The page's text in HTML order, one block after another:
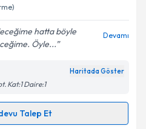
ilişkin
Aydınlatma
kişisel verilerimin belirtilen
kabul ediyorum.
hatta böyle
Öyle...
Devamı
Haritada Göster
Kat:1 Daire:1
Talep Et